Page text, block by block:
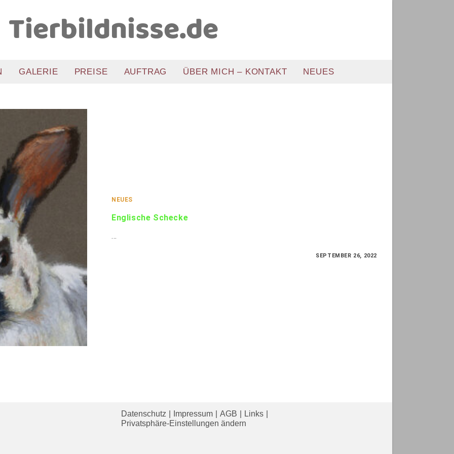
Tierbildnisse.de
GALERIE PREISE AUFTRAG ÜBER MICH – KONTAKT NEUES
NEUES
Englische Schecke
…
SEPTEMBER 26, 2022
Datenschutz Impressum AGB
Links
Privatsphäre-Einstellungen ändern